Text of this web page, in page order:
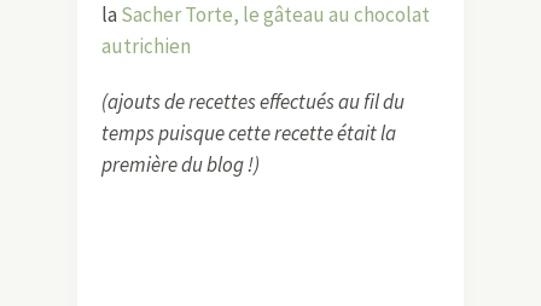
la Sacher Torte, le gâteau au chocolat
autrichien
(ajouts de recettes effectués au fil du
temps puisque cette recette était la
première du blog !)